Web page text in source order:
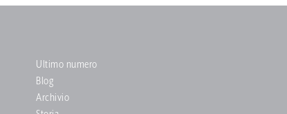
Ultimo numero
Blog
Archivio